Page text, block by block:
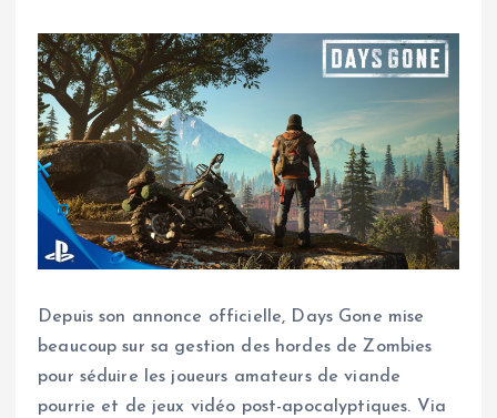
Depuis son annonce officielle, Days Gone mise
beaucoup sur sa gestion des hordes de Zombies
pour séduire les joueurs amateurs de viande
pourrie et de jeux vidéo post-apocalyptiques. Via